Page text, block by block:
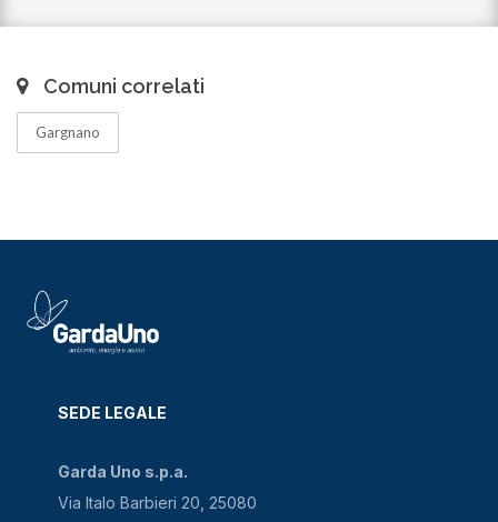
Comuni correlati
Gargnano
SEDE LEGALE
Garda Uno s.p.a.
Via Italo Barbieri 20, 25080